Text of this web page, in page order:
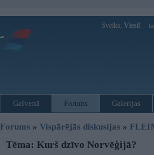
Sveiks, Viesi!
Galvenā Forums Galerijas
Forums » Vispārējās diskusijas »
Tēma: Kurš dzīvo Norvēģijā?